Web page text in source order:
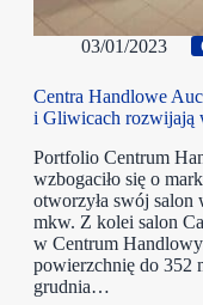
03/01/2023
Centra Handlowe
i Gliwicach rozwijają
Portfolio Centrum
wzbogaciło się o
otworzyła swój
mkw. Z kolei salon
w Centrum
powierzchnię do 352
grudnia…